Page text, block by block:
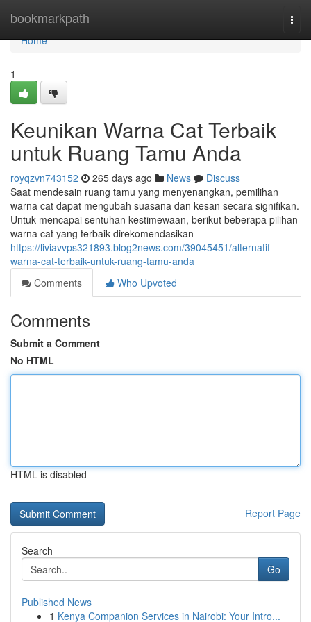
bookmarkpath
Home
Home
1
Keunikan Warna Cat Terbaik
untuk Ruang Tamu Anda
royqzvn743152 265 days ago News
Discuss
Saat mendesain ruang tamu yang menyenangkan, pemilihan
warna cat dapat mengubah suasana dan kesan secara signifikan.
Untuk mencapai sentuhan kestimewaan, berikut beberapa pilihan
warna cat yang terbaik direkomendasikan
https://liviavvps321893.blog2news.com/39045451/alternatif-
warna-cat-terbaik-untuk-ruang-tamu-anda
Comments
Who Upvoted
Comments
Submit a Comment
No HTML
HTML is disabled
Report Page
Search
Go
Published News
1 Kenya Companion Services in Nairobi: Your Intro...